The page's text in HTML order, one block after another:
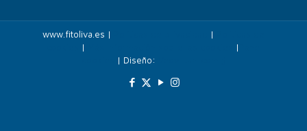
www.fitoliva.es | |
| |
| Diseño: